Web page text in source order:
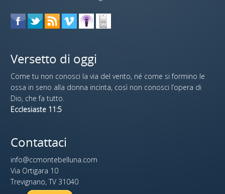
Versetto di oggi
Come tu non conosci la via del vento, né come si formino le
ossa in seno alla donna incinta, così non conosci l’opera di
Dio, che fa tutto.
Ecclesiaste 11:5
Contattaci
info@ccmontebelluna.com
Via Ortigara 10
Trevignano, TV 31040